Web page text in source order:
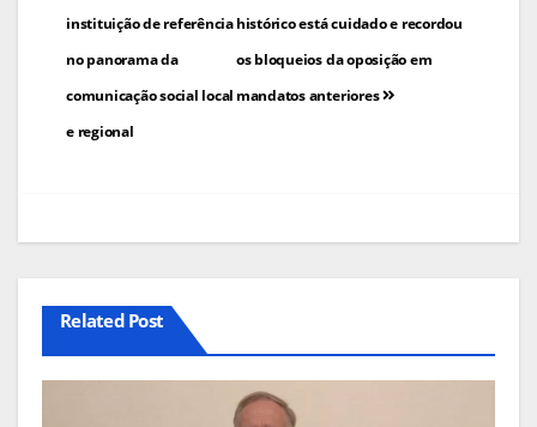
histórico está cuidado e recordou
os bloqueios da oposição em
mandatos anteriores
instituição de referência
no panorama da
comunicação social local
e regional
Related Post